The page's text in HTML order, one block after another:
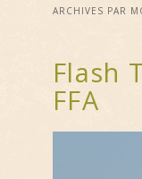
ARCHIVES PAR
Flash
FFA